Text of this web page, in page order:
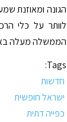
הגונה ומאוזנת
לוותר על כלי
הממשלה מעלה
Tags:
חדשות
ישראל חופשית
כפייה דתית